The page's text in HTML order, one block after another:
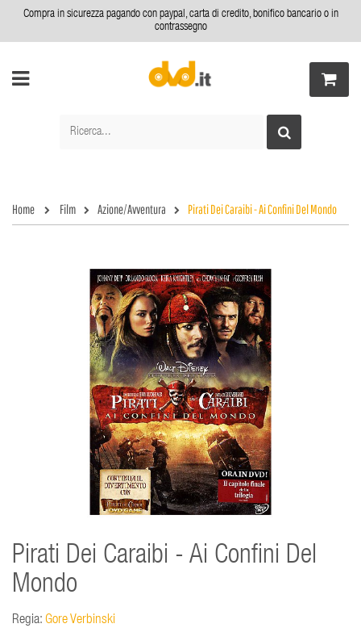
Compra in sicurezza pagando con paypal, carta di credito, bonifico bancario o in
contrassegno
Home Film Azione/Avventura Pirati Dei Caraibi - Ai Confini Del Mondo
Pirati Dei Caraibi - Ai Confini Del
Mondo
Regia: Gore Verbinski